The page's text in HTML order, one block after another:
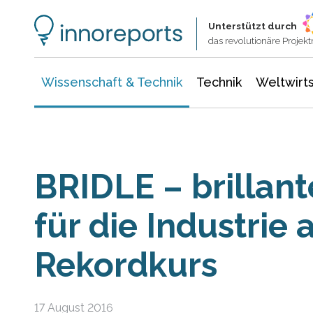
Unterstützt durch
das revolutionäre
Wissenschaft & Technik Technik
BRIDLE –
für die Industrie
Rekordkurs
17 August 2016